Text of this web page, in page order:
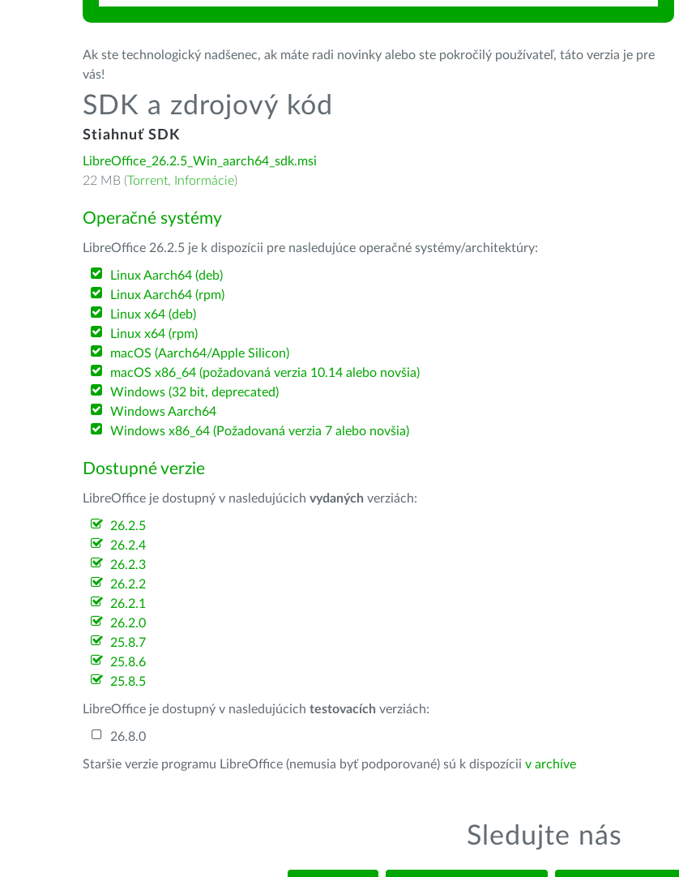
Ak ste technologický nadšenec, ak máte radi novinky alebo ste pokročilý používateľ, táto verzia je pre
vás!
SDK a zdrojový kód
Stiahnuť SDK
LibreOffice_26.2.5_Win_aarch64_sdk.msi
22 MB (Torrent, Informácie)
Operačné systémy
LibreOffice 26.2.5 je k dispozícii pre nasledujúce operačné systémy/architektúry:
Linux Aarch64 (deb)
Linux Aarch64 (rpm)
Linux x64 (deb)
Linux x64 (rpm)
macOS (Aarch64/Apple Silicon)
macOS x86_64 (požadovaná verzia 10.14 alebo novšia)
Windows (32 bit, deprecated)
Windows Aarch64
Windows x86_64 (Požadovaná verzia 7 alebo novšia)
Dostupné verzie
LibreOffice je dostupný v nasledujúcich vydaných verziách:
26.2.5
26.2.4
26.2.3
26.2.2
26.2.1
26.2.0
25.8.7
25.8.6
25.8.5
LibreOffice je dostupný v nasledujúcich testovacích verziách:
26.8.0
Staršie verzie programu LibreOffice (nemusia byť podporované) sú k dispozícii v archíve
Sledujte nás